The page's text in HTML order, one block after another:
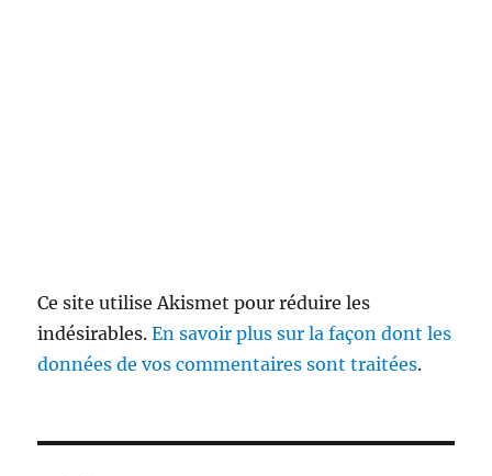
Ce site utilise Akismet pour réduire les
indésirables.En savoir plus sur la façon dont les
données de vos commentaires sont traitées.